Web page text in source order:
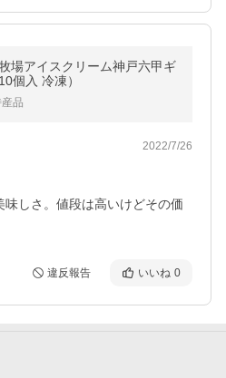
場アイスクリーム神戸六甲ギ
個入 冷凍）
品
2022/7/26
しさ。値段は高いけどその価
違反報告 いいね 0